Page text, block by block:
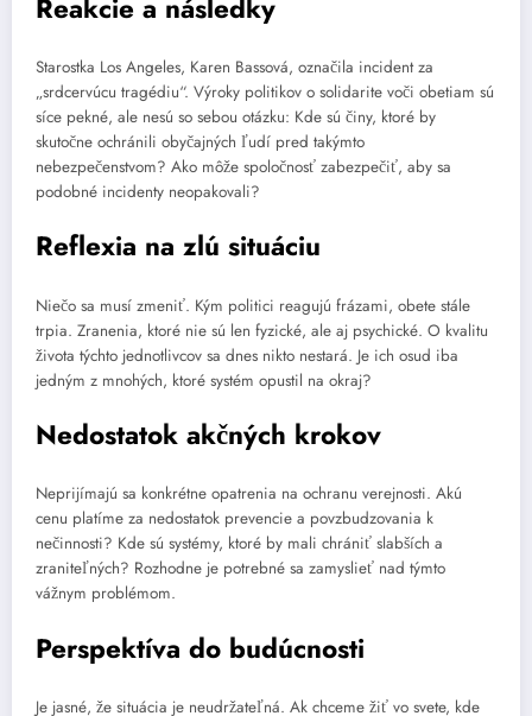
Reakcie a následky
Starostka Los Angeles, Karen Bassová, označila incident za
„srdcervúcu tragédiu“. Výroky politikov o solidarite voči obetiam sú
síce pekné, ale nesú so sebou otázku: Kde sú činy, ktoré by
skutočne ochránili obyčajných ľudí pred takýmto
nebezpečenstvom? Ako môže spoločnosť zabezpečiť, aby sa
podobné incidenty neopakovali?
Reflexia na zlú situáciu
Niečo sa musí zmeniť. Kým politici reagujú frázami, obete stále
trpia. Zranenia, ktoré nie sú len fyzické, ale aj psychické. O kvalitu
života týchto jednotlivcov sa dnes nikto nestará. Je ich osud iba
jedným z mnohých, ktoré systém opustil na okraj?
Nedostatok akčných krokov
Neprijímajú sa konkrétne opatrenia na ochranu verejnosti. Akú
cenu platíme za nedostatok prevencie a povzbudzovania k
nečinnosti? Kde sú systémy, ktoré by mali chrániť slabších a
zraniteľných? Rozhodne je potrebné sa zamyslieť nad týmto
vážnym problémom.
Perspektíva do budúcnosti
Je jasné, že situácia je neudržateľná. Ak chceme žiť vo svete, kde